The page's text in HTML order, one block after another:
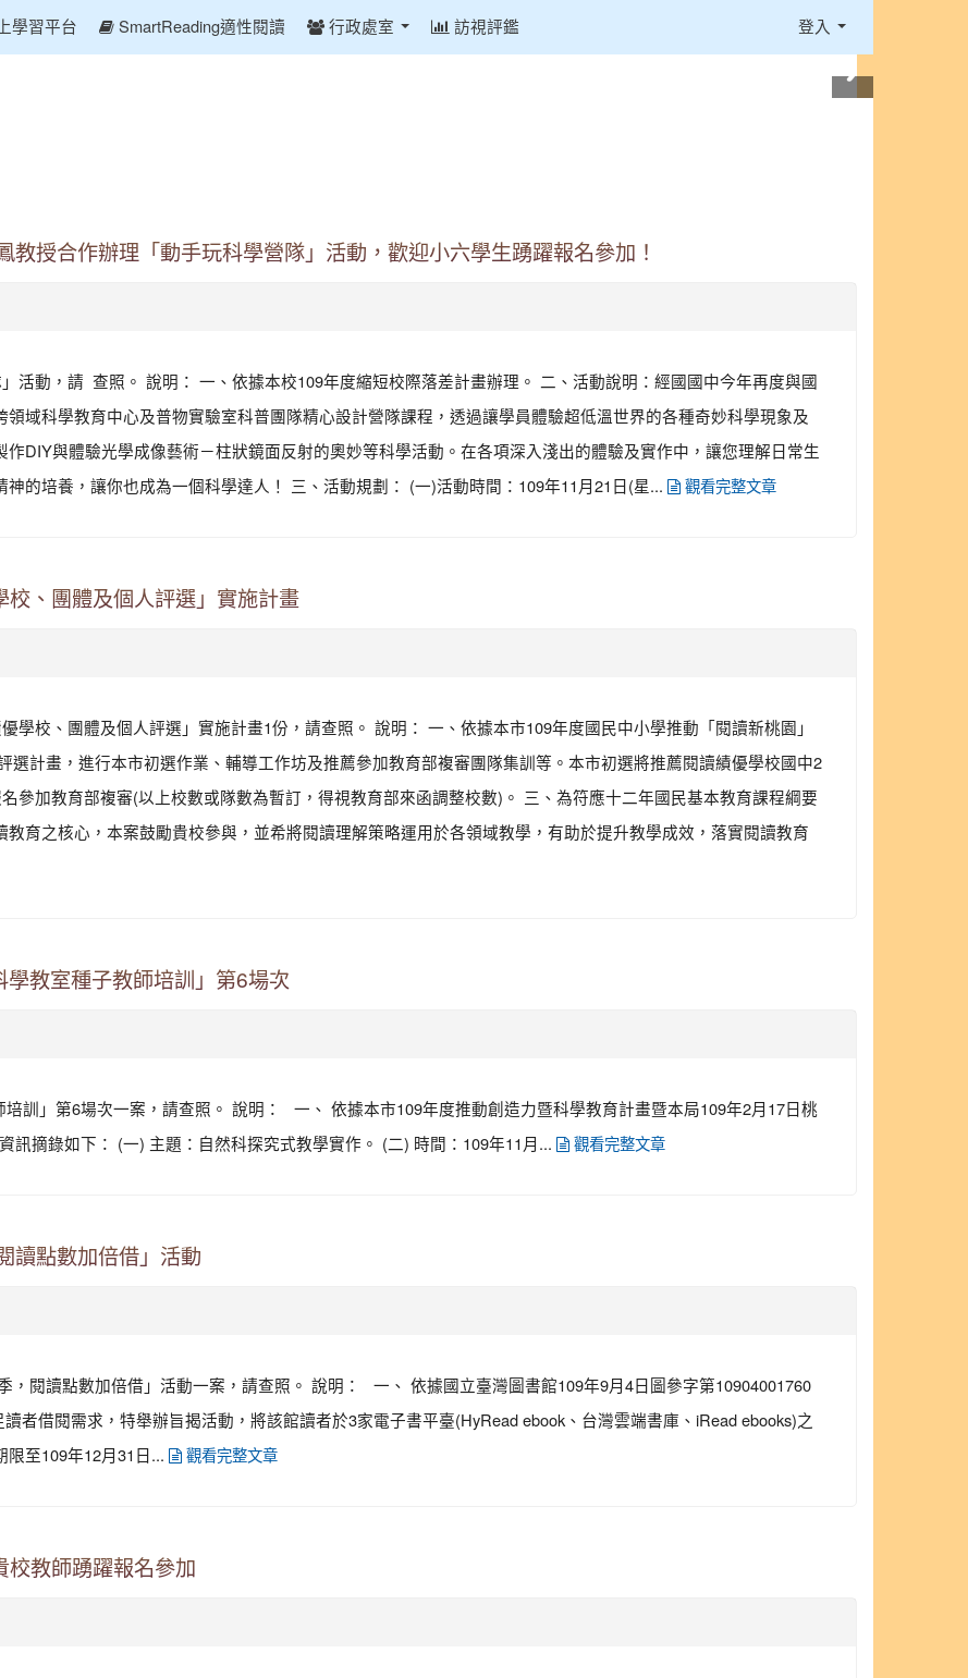
學習平台 SmartReading適性閱讀 行政處室 訪視評鑑 登入
授合作辦理「動手玩科學營隊」活動，歡迎小六學生踴躍報名參加！
活動，請 查照。 說明： 一、依據本校109年度縮短校際落差計畫辦理。 二、活動說明：經國國中今年再度與國
域科學教育中心及普物實驗室科普團隊精心設計營隊課程，透過讓學員體驗超低溫世界的各種奇妙科學現象及
DIY與體驗光學成像藝術－柱狀鏡面反射的奧妙等科學活動。在各項深入淺出的體驗及實作中，讓您理解日常生
的培養，讓你也成為一個科學達人！ 三、活動規劃： (一)活動時間：109年11月21日(星...
觀看完整文章
、團體及個人評選」實施計畫
學校、團體及個人評選」實施計畫1份，請查照。 說明： 一、依據本市109年度國民中小學推動「閱讀新桃園」
選計畫，進行本市初選作業、輔導工作坊及推薦參加教育部複審團隊集訓等。本市初選將推薦閱讀績優學校國中2
參加教育部複審(以上校數或隊數為暫訂，得視教育部來函調整校數)。 三、為符應十二年國民基本教育課程綱要
育之核心，本案鼓勵貴校參與，並希將閱讀理解策略運用於各領域教學，有助於提升教學成效，落實閱讀教育
教室種子教師培訓」第6場次
訓」第6場次一案，請查照。 說明： 一、 依據本市109年度推動創造力暨科學教育計畫暨本局109年2月17日桃
訊摘錄如下： (一) 主題：自然科探究式教學實作。 (二) 時間：109年11月...
觀看完整文章
讀點數加倍借」活動
，閱讀點數加倍借」活動一案，請查照。 說明： 一、 依據國立臺灣圖書館109年9月4日圖參字第10904001760
者借閱需求，特舉辦旨揭活動，將該館讀者於3家電子書平臺(HyRead ebook、台灣雲端書庫、iRead ebooks)之
至109年12月31日...
觀看完整文章
教師踴躍報名參加